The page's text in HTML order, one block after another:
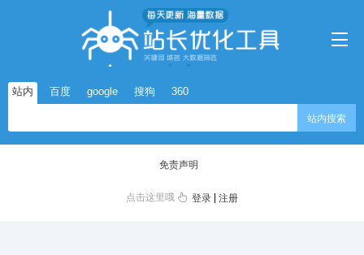
站内 百度 google 搜狗 360
站内搜索
免责声明
点击这里哦 登录 |注册